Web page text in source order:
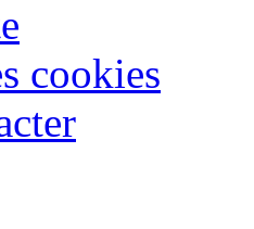
cookies